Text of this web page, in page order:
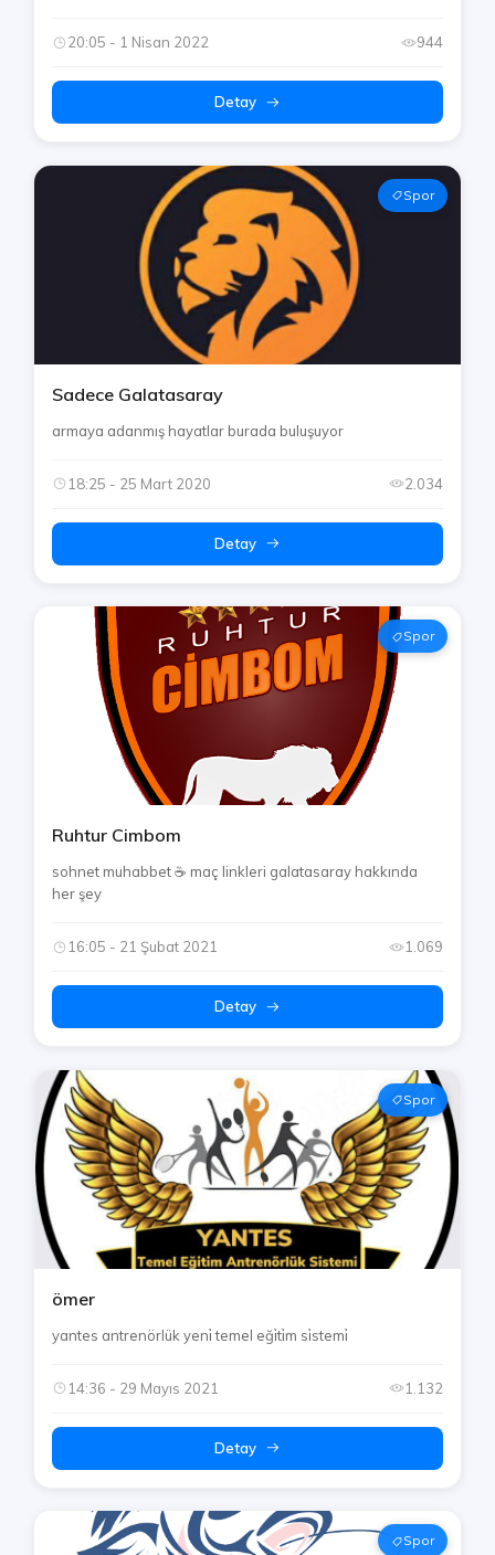
20:05 - 1 Nisan 2022 944
Detay
Spor
Sadece Galatasaray
armaya adanmış hayatlar burada buluşuyor
18:25 - 25 Mart 2020 2.034
Detay
Spor
Ruhtur Cimbom
sohnet muhabbet ☕️ maç linkleri galatasaray hakkında
her şey
16:05 - 21 Şubat 2021 1.069
Detay
Spor
ömer
yantes antrenörlük yeni̇ temel eği̇ti̇m si̇stemi̇
14:36 - 29 Mayıs 2021 1.132
Detay
Spor